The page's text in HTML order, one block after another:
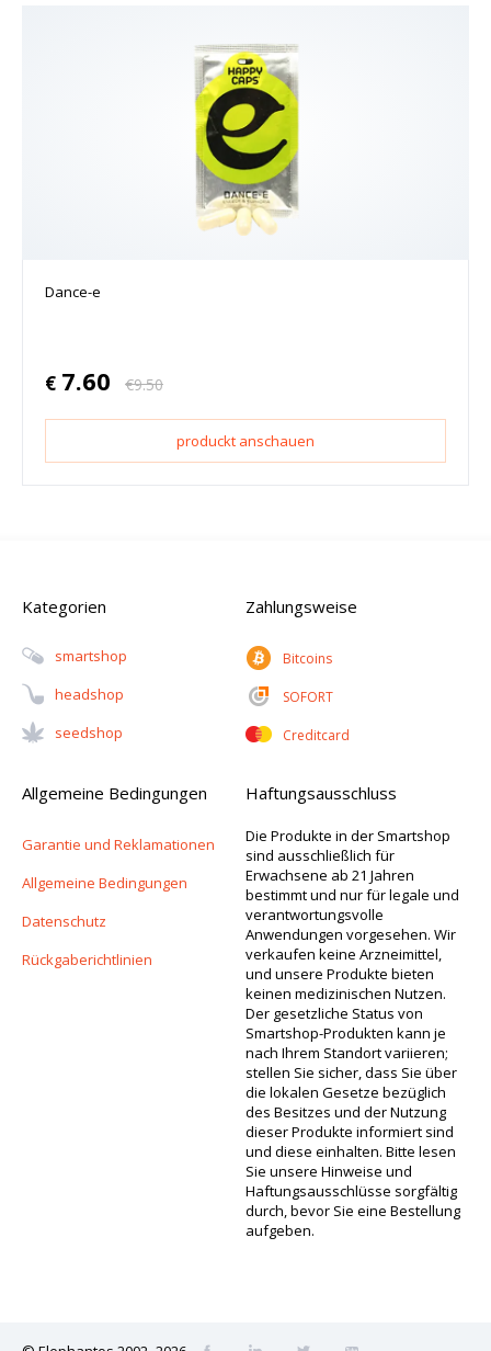
Dance-e
€ 7.60 €9.50
produckt anschauen
Kategorien
Smartshop
Headshop
Seedshop
Zahlungsweise
Bitcoins
SOFORT
Creditcard
Allgemeine Bedingungen
Garantie und Reklamationen
Allgemeine Bedingungen
Datenschutz
Rückgaberichtlinien
Haftungsausschluss
Die Produkte in der Smartshop
sind ausschließlich für
Erwachsene ab 21 Jahren
bestimmt und nur für legale und
verantwortungsvolle
Anwendungen vorgesehen. Wir
verkaufen keine Arzneimittel,
und unsere Produkte bieten
keinen medizinischen Nutzen.
Der gesetzliche Status von
Smartshop-Produkten kann je
nach Ihrem Standort variieren;
stellen Sie sicher, dass Sie über
die lokalen Gesetze bezüglich
des Besitzes und der Nutzung
dieser Produkte informiert sind
und diese einhalten. Bitte lesen
Sie unsere Hinweise und
Haftungsausschlüsse sorgfältig
durch, bevor Sie eine Bestellung
aufgeben.